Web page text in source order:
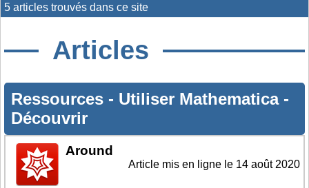
5 articles trouvés dans ce site
Articles
Ressources - Utiliser Mathematica -
Découvrir
Around
Article mis en ligne le 14 août 2020